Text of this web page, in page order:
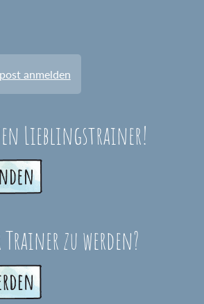
anmelden
Lieblingstrainer!
Trainer zu werden?